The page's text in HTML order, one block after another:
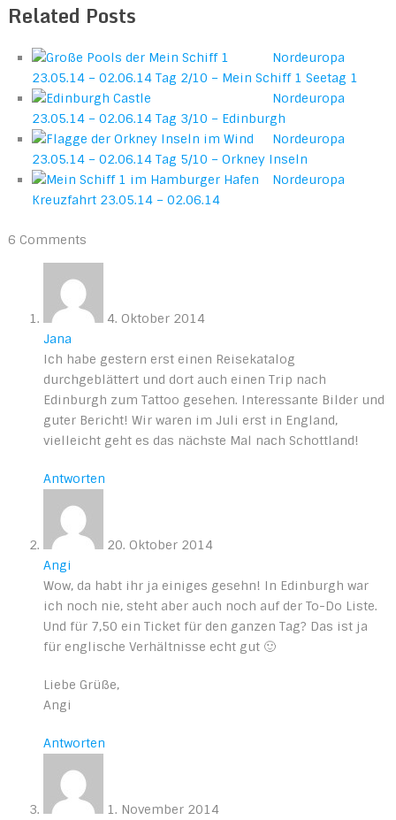
Related Posts
Nordeuropa
23.05.14 – 02.06.14 Tag 2/10 – Mein Schiff 1 Seetag 1
Nordeuropa
23.05.14 – 02.06.14 Tag 3/10 – Edinburgh
Nordeuropa
23.05.14 – 02.06.14 Tag 5/10 – Orkney Inseln
Nordeuropa
Kreuzfahrt 23.05.14 – 02.06.14
6 Comments
4. Oktober 2014
Jana
Ich habe gestern erst einen Reisekatalog
durchgeblättert und dort auch einen Trip nach
Edinburgh zum Tattoo gesehen. Interessante Bilder und
guter Bericht! Wir waren im Juli erst in England,
vielleicht geht es das nächste Mal nach Schottland!
Antworten
20. Oktober 2014
Angi
Wow, da habt ihr ja einiges gesehn! In Edinburgh war
ich noch nie, steht aber auch noch auf der To-Do Liste.
Und für 7,50 ein Ticket für den ganzen Tag? Das ist ja
für englische Verhältnisse echt gut 🙂
Liebe Grüße,
Angi
Antworten
1. November 2014